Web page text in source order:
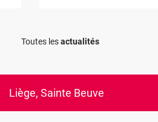
Toutes lesactualités
Liège, Sainte Beuve